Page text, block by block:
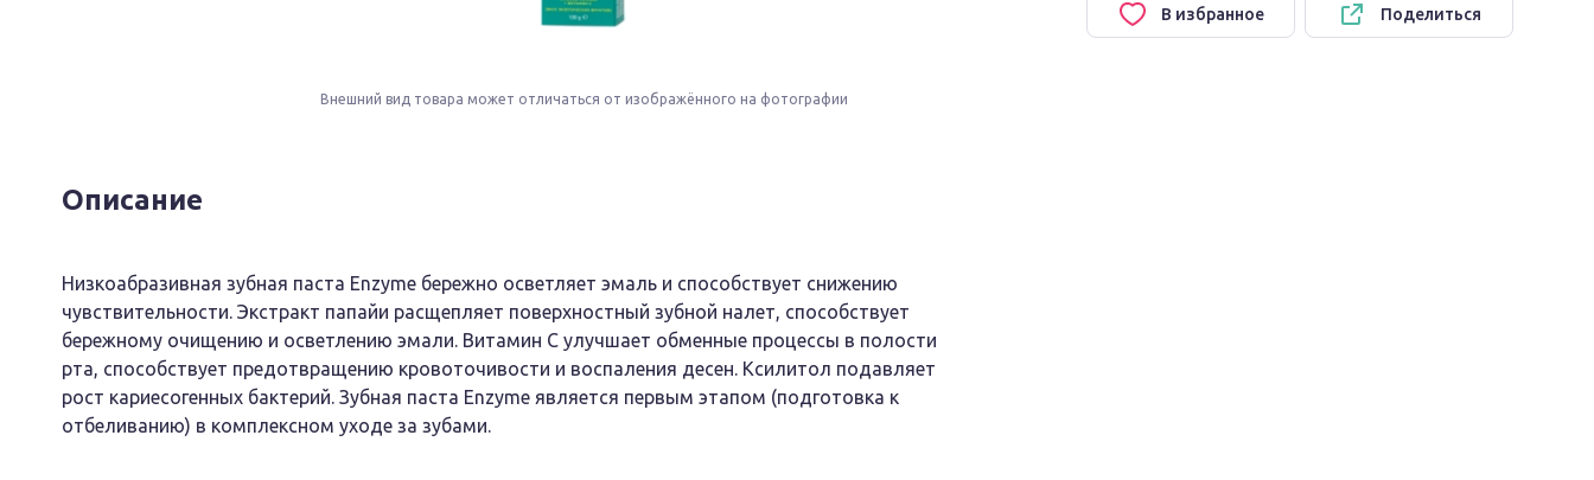
Внешний вид товара может отличаться от изображённого на фотографии
В избранное Поделиться
Описание
Низкоабразивная зубная паста Enzyme бережно осветляет эмаль и способствует снижению
чувствительности. Экстракт папайи расщепляет поверхностный зубной налет, способствует
бережному очищению и осветлению эмали. Витамин С улучшает обменные процессы в полости
рта, способствует предотвращению кровоточивости и воспаления десен. Ксилитол подавляет
рост кариесогенных бактерий. Зубная паста Enzyme является первым этапом (подготовка к
отбеливанию) в комплексном уходе за зубами.